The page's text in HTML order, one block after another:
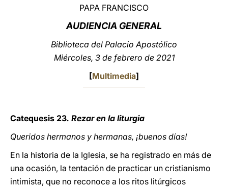
LATINE
PAPA FRANCISCO
AUDIENCIA GENERAL
Biblioteca del Palacio Apostólico
Miércoles, 3 de febrero de 2021
[Multimedia]
Catequesis 23. Rezar en la liturgia
Queridos hermanos y hermanas, ¡buenos días!
En la historia de la Iglesia, se ha registrado en más de
una ocasión, la tentación de practicar un cristianismo
intimista, que no reconoce a los ritos litúrgicos